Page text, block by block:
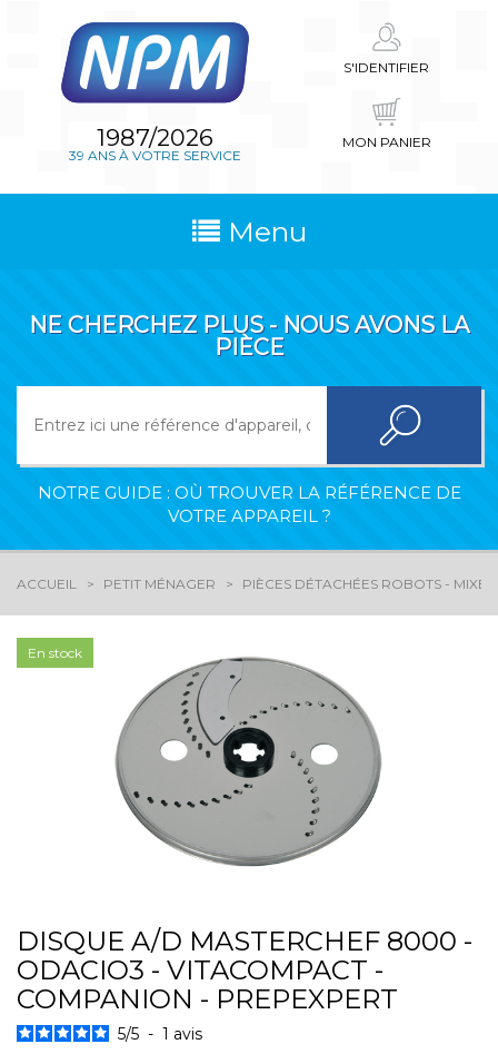
1987/2026
39 ANS À VOTRE SERVICE
S'IDENTIFIER
MON PANIER
Menu
NE CHERCHEZ PLUS - NOUS AVONS LA
PIÈCE
NOTRE GUIDE : OÙ TROUVER LA RÉFÉRENCE DE
VOTRE APPAREIL ?
ACCUEIL PETIT MÉNAGER PIÈCES DÉTACHÉES ROBOTS -
En stock
DISQUE A/D MASTERCHEF 8000 -
ODACIO3 - VITACOMPACT -
COMPANION - PREPEXPERT
5/5 - 1 avis